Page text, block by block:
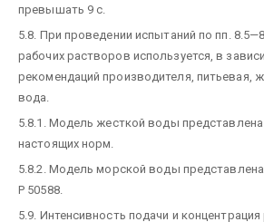
превышать 9 с.
5.8. При проведении испытаний по пп.
рабочих растворов используется, в
рекомендаций производителя, питьевая,
вода.
5.8.1. Модель жесткой воды
настоящих норм.
5.8.2. Модель морской воды
Р 50588.
5.9. Интенсивность подачи и